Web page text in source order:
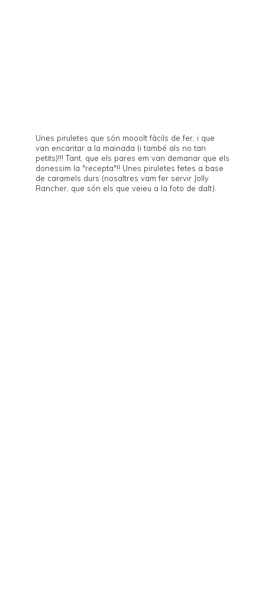
Unes piruletes que són mooolt fàcils de fer, i que
van encantar a la mainada (i també als no tan
petits)!!! Tant, que els pares em van demanar que els
donessim la "recepta"!! Unes piruletes fetes a base
de caramels durs (nosaltres vam fer servir Jolly
Rancher , que són els que veieu a la foto de dalt).